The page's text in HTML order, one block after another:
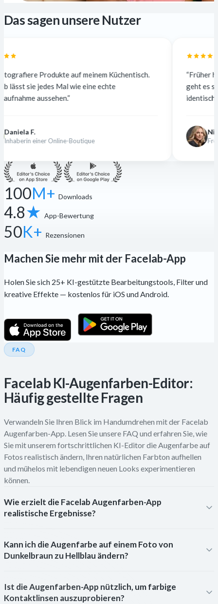
Das sagen unsere Nutzer
auf meinem Küchentisch.
wie eine echte
Boutique
“Früher habe ich für 5 $
geht es sofort und
identisch — die Kunden
Freiberufliche
100M+ Downloads
4.8★ App-Bewertung
50K+ Rezensionen
Machen Sie mehr mit der Facelab-App
Holen Sie sich 25+ KI-gestützte Bearbeitungstools, Filter und
kreative Effekte — kostenlos für iOS und Android.
FAQ
Facelab KI-Augenfarben-Editor:
Häufig gestellte Fragen
Verwandeln Sie Ihren Blick im Handumdrehen mit der Facelab
Augenfarben-App. Lesen Sie unsere FAQ und erfahren Sie, wie
Sie mit unserem fortschrittlichen KI-Editor die Augenfarbe auf
Fotos realistisch ändern, Ihren natürlichen Farbton aufhellen
und mühelos mit lebendigen neuen Looks experimentieren
können.
Wie erzielt die Facelab Augenfarben-App
realistische Ergebnisse?
Kann ich die Augenfarbe auf einem Foto von
Dunkelbraun zu Hellblau ändern?
Ist die Augenfarben-App nützlich, um farbige
Kontaktlinsen auszuprobieren?